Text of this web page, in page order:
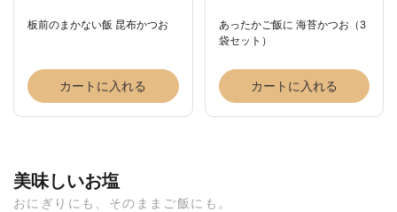
板前のまかない飯 昆布かつお
カートに入れる
あったかご飯に 海苔かつお（3
袋セット）
カートに入れる
美味しいお塩
おにぎりにも、そのままご飯にも。